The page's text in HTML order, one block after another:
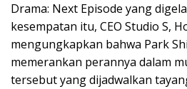
Drama: Next Episode yang
kesempatan itu, CEO Studio S,
mengungkapkan bahwa Park
memerankan perannya dalam
tersebut yang dijadwalkan